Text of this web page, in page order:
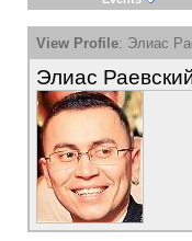
View Profile: Элиас
Элиас